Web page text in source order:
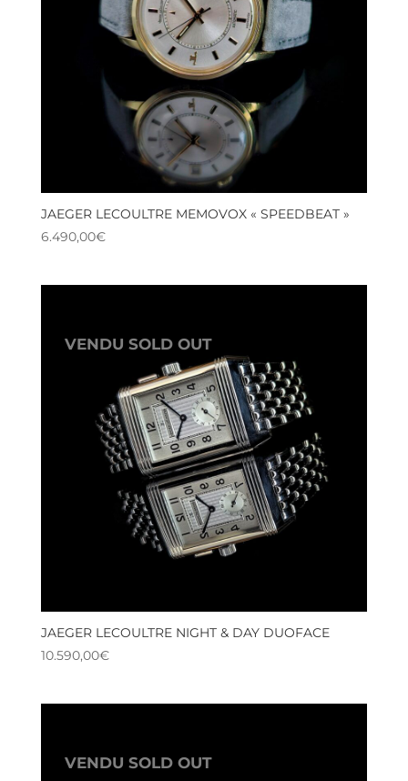
JAEGER LECOULTRE MEMOVOX « SPEEDBEAT »
6.490,00€
VENDU SOLD OUT
JAEGER LECOULTRE NIGHT & DAY DUOFACE
10.590,00€
VENDU SOLD OUT